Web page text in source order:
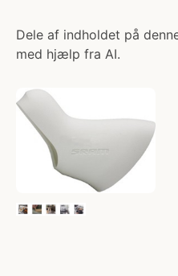
Dele af indholdet på
med hjælp fra AI.